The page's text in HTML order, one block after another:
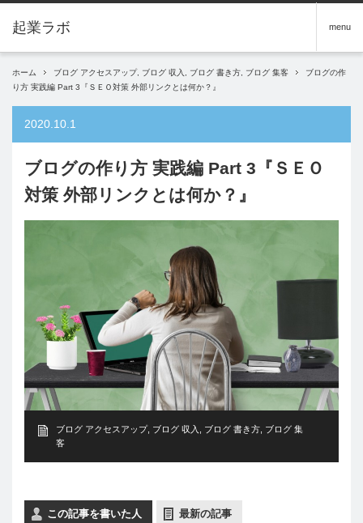
menu
ホーム ブログ アクセスアップ, ブログ 収入 ブログ 書き方 ブログ 集客
ブログの作
り方 実践編 Part 3『ＳＥＯ対策 外部リンクとは何か？』
2020.10.1
ブログの作り方 実践編 Part 3『ＳＥＯ
対策 外部リンクとは何か？』
ブログ アクセスアップ, ブログ 収入 ブログ 書き方 ブログ 集
客
この記事を書いた人 最新の記事